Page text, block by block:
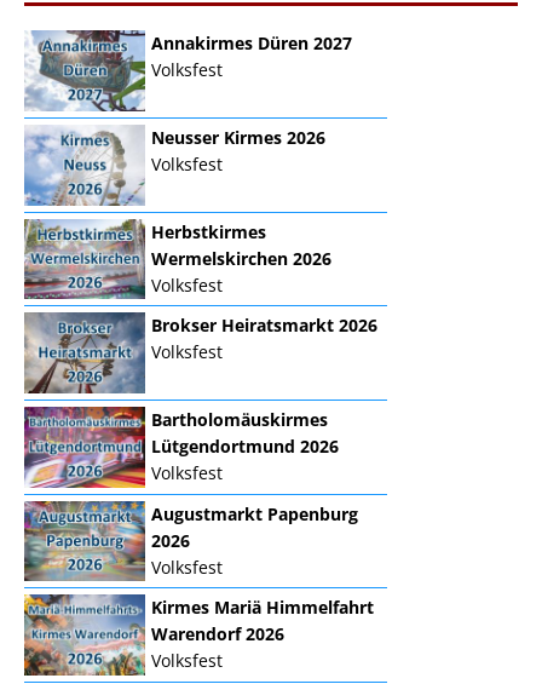
Annakirmes Düren 2027
Volksfest
Neusser Kirmes 2026
Volksfest
Herbstkirmes
Wermelskirchen 2026
Volksfest
Brokser Heiratsmarkt 2026
Volksfest
Bartholomäuskirmes
Lütgendortmund 2026
Volksfest
Augustmarkt Papenburg
2026
Volksfest
Kirmes Mariä Himmelfahrt
Warendorf 2026
Volksfest